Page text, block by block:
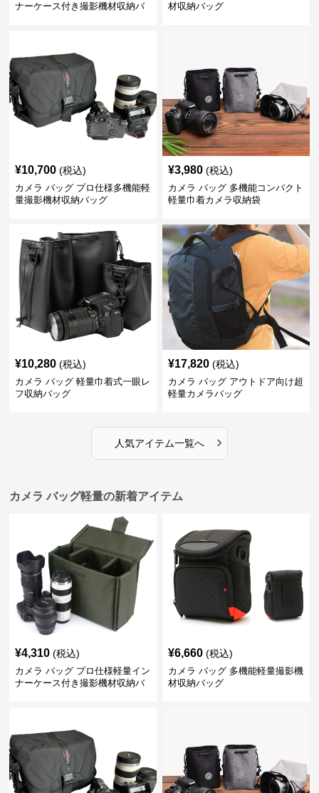
ナーケース付き撮影機材収納バ
材収納バッグ
¥10,700 (税込)
カメラ バッグ プロ仕様多機能軽
量撮影機材収納バッグ
¥3,980 (税込)
カメラ バッグ 多機能コンパクト
軽量巾着カメラ収納袋
¥10,280 (税込)
カメラ バッグ 軽量巾着式一眼レ
フ収納バッグ
¥17,820 (税込)
カメラ バッグ アウトドア向け超
軽量カメラバッグ
人気アイテム一覧へ ›
カメラ バッグ軽量の新着アイテム
¥4,310 (税込)
カメラ バッグ プロ仕様軽量イン
ナーケース付き撮影機材収納バ
¥6,660 (税込)
カメラ バッグ 多機能軽量撮影機
材収納バッグ